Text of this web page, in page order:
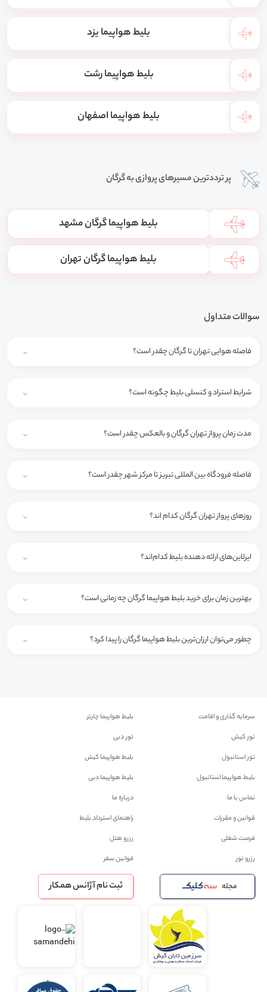
بلیط هواپیما یزد
بلیط هواپیما رشت
بلیط هواپیما اصفهان
پر ترددترین مسیرهای پروازی به گرگان
بلیط هواپیما گرگان مشهد
بلیط هواپیما گرگان تهران
سوالات متداول
فاصله هوایی تهران تا گرگان چقدر است؟
شرایط استراد و کنسلی بلیط چگونه است؟
مدت زمان پرواز تهران گرگان و بالعکس چقدر است؟
فاصله فرودگاه بین المللی تبریز تا مرکز شهر چقدر است؟
روزهای پرواز تهران گرگان کدام اند؟
ایرلاین‌های ارائه دهنده بلیط کدام‌اند؟
بهترین زمان برای خرید بلیط هواپیما گرگان چه زمانی است؟
چطور می‌توان ارزان‌ترین بلیط هواپیما گرگان را پیدا کرد؟
سرمایه گذاری و اقامت
بلیط هواپیما چارتر
تور کیش
تور دبی
تور استانبول
بلیط هواپیما کیش
بلیط هواپیما استانبول
بلیط هواپیما دبی
تماس با ما
درباره ما
قوانین و مقررات
راهنمای استرداد بلیط
فرصت شغلی
رزرو هتل
رزرو تور
قوانین سفر
مجله ثبت نام آژانس همکار